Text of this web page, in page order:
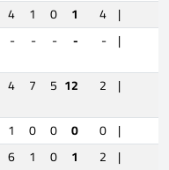
4 1 0 1 4 |
- - - - - |
4 7 5 12 2 |
1 0 0 0 0 |
6 1 0 1 2 |